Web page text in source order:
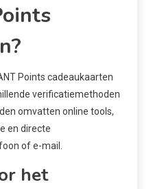
Points cadeaukaarten
verificatiemethoden
omvatten online tools,
en directe
of e-mail.
het